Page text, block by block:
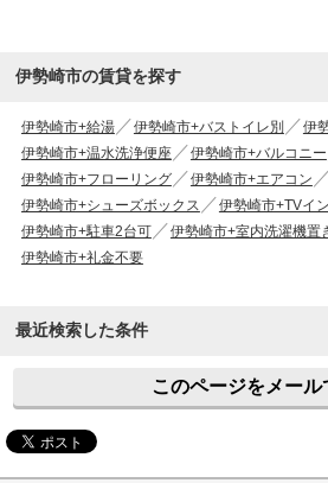
伊勢崎市の賃貸を探す
伊勢崎市+給湯 伊勢崎市+バストイレ別
伊
伊勢崎市+温水洗浄便座
伊勢崎市+バルコニー
伊勢崎市+フローリング
伊勢崎市+エアコン
伊勢崎市+シューズボックス
伊勢崎市+TVイ
伊勢崎市+駐車2台可
伊勢崎市+室内洗濯機置
伊勢崎市+礼金不要
最近検索した条件
このページをメール